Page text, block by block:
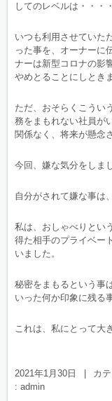
してのレベルは・・・・
いつも利用させていた
った事を、オーナーに
ナーは新型コロナの影
やめとることにしとき
ただ、おそらくこうい
務をまもれない社員が
関係なく、将来が懸念
今回、嫌な気分をしま
自分がされて嫌な事は
私は、おしゃべりとい
得た相手のプライベー
いました。
秘密をまもるという事
いった何か印象に残る
これは、私にとって大
2021年1月30日 カ
: admin